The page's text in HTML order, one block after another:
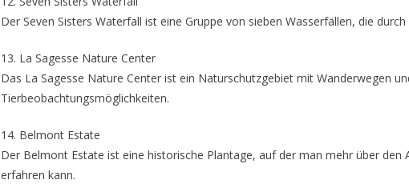
Der Seven Sisters Waterfall ist eine Gruppe von sieben Wasserfällen, die
13. La Sagesse Nature Center
Das La Sagesse Nature Center ist ein Naturschutzgebiet mit Wanderwegen
Tierbeobachtungsmöglichkeiten.
14. Belmont Estate
Der Belmont Estate ist eine historische Plantage, auf der man mehr über den
erfahren kann.